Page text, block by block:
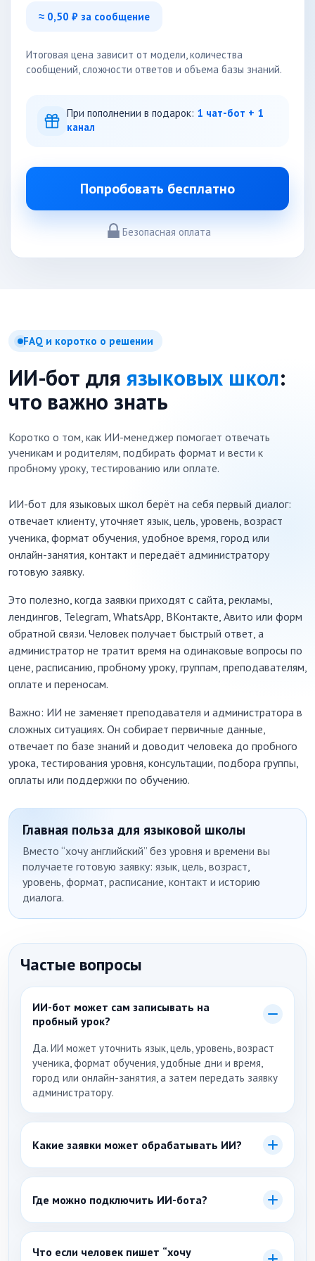
≈ 0,50 ₽ за сообщение
Итоговая цена зависит от модели, количества
сообщений, сложности ответов и объема базы знаний.
При пополнении в подарок: 1 чат-бот + 1
канал
Попробовать бесплатно
Безопасная оплата
FAQ и коротко о решении
ИИ-бот для языковых школ:
что важно знать
Коротко о том, как ИИ-менеджер помогает отвечать
ученикам и родителям, подбирать формат и вести к
пробному уроку, тестированию или оплате.
ИИ-бот для языковых школ берёт на себя первый диалог:
отвечает клиенту, уточняет язык, цель, уровень, возраст
ученика, формат обучения, удобное время, город или
онлайн-занятия, контакт и передаёт администратору
готовую заявку.
Это полезно, когда заявки приходят с сайта, рекламы,
лендингов, Telegram, WhatsApp, ВКонтакте, Авито или форм
обратной связи. Человек получает быстрый ответ, а
администратор не тратит время на одинаковые вопросы по
цене, расписанию, пробному уроку, группам, преподавателям,
оплате и переносам.
Важно: ИИ не заменяет преподавателя и администратора в
сложных ситуациях. Он собирает первичные данные,
отвечает по базе знаний и доводит человека до пробного
урока, тестирования уровня, консультации, подбора группы,
оплаты или поддержки по обучению.
Главная польза для языковой школы
Вместо “хочу английский” без уровня и времени вы
получаете готовую заявку: язык, цель, возраст,
уровень, формат, расписание, контакт и историю
диалога.
Частые вопросы
ИИ-бот может сам записывать на
пробный урок?
Да. ИИ может уточнить язык, цель, уровень, возраст
ученика, формат обучения, удобные дни и время,
город или онлайн-занятия, а затем передать заявку
администратору.
Какие заявки может обрабатывать ИИ?
Заявки на английский и другие языки, пробный урок,
индивидуальные занятия, обучение детей, взрослых,
подростков, корпоративное обучение, оплату и
поддержку ученика.
Где можно подключить ИИ-бота?
На сайт языковой школы и в каналы, где приходят
заявки: Telegram, ВКонтакте, WhatsApp, формы на
Что если человек пишет “хочу